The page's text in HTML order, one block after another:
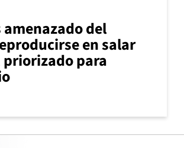
del
en salar
para